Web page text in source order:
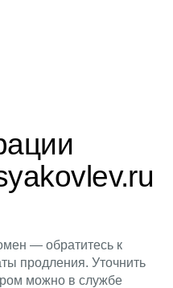
— обратитесь к
продления. Уточнить
можно в службе